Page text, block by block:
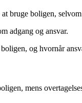
bruge boligen,
adgang og ansvar.
og hvornår
mens